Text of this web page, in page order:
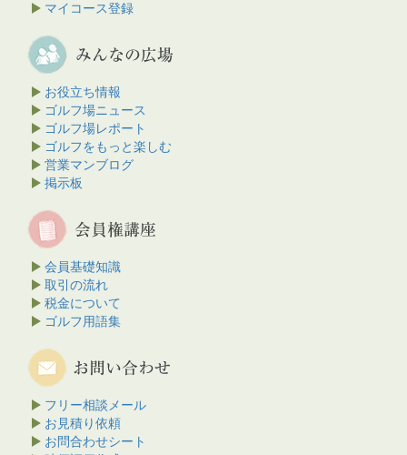
マイコース登録
お役立ち情報
ゴルフ場ニュース
ゴルフ場レポート
ゴルフをもっと楽しむ
営業マンブログ
掲示板
会員基礎知識
取引の流れ
税金について
ゴルフ用語集
フリー相談メール
お見積り依頼
お問合わせシート